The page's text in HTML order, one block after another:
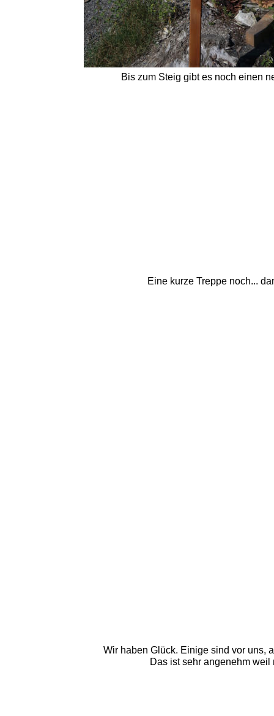
Bis zum Steig gibt es noch einen
Eine kurze Treppe noch...
Wir haben Glück. Einige sind vor uns,
Das ist sehr angenehm